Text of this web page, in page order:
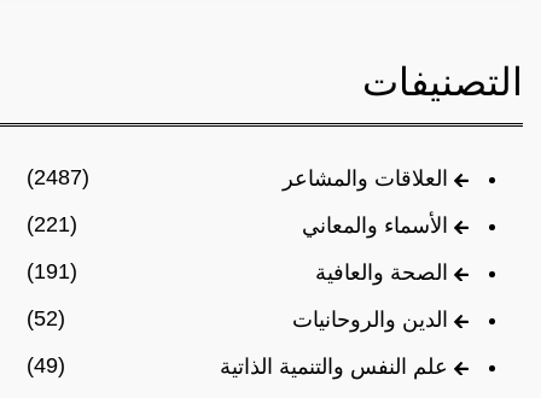
التصنيفات
العلاقات والمشاعر
(2487)
الأسماء والمعاني
(221)
الصحة والعافية
(191)
الدين والروحانيات
(52)
علم النفس والتنمية الذاتية
(49)